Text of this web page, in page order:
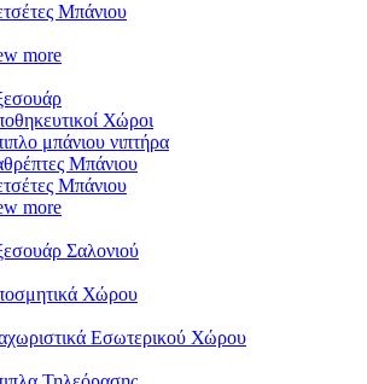
Μπάνιου
more
Χώροι
μπάνιου νιπτήρα
Μπάνιου
Μπάνιου
more
Σαλονιού
Χώρου
Εσωτερικού Χώρου